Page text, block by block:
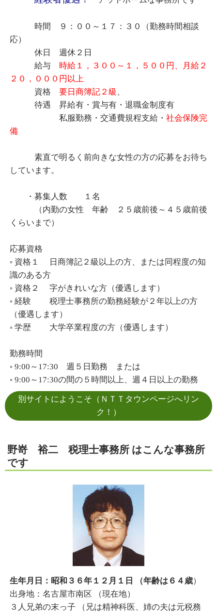
時間 ９：００～１７：３０（勤務時間相談
応）
休日 週休２日
給与 時給１，３００～１，５００円、月給２
２０，０００円以上
資格 要日商簿記２級 、
待遇 昇給有・賞与有・退職金制度有
私服勤務・交通費規程支給・ 社会保険完
備
素直で明るく前向きな女性の方の応募をお待ち
しています。
・募集人数 １名
（内勤の女性 年齢 ２５歳前後～４５歳前後
くらいまで）
応募資格
◦ 資格１ 日商簿記２級以上の方、または同程度の知
識のある方
◦ 資格２ 字がきれいな方（優遇します）
◦ 経験 税理士事務所の勤務経験が２年以上の方
（優遇します）
◦ 学歴 大学卒業程度の方（優遇します）
勤務時間
◦ 9:00～17:30 週５日勤務 または
◦ 9:00～17:30の間の５時間以上、週４日以上の勤務
別サイトにようこそ（ＮＴＴタウンページへリン
ク！）
野嵜 裕二 税理士事務所 はこんな事務所
です
生年月日：昭和３６年１２月１日 （年齢は６４歳）
出身地：名古屋市南区 （現在地）
３人兄弟の末っ子 （兄は精神科医、姉の夫は元税務